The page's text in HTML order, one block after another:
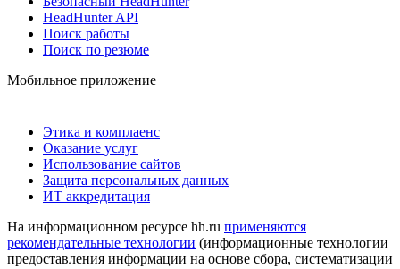
HeadHunter API
Поиск работы
Поиск по резюме
Мобильное приложение
Этика и комплаенс
Оказание услуг
Использование сайтов
Защита персональных данных
ИТ аккредитация
На информационном ресурсе hh.ru применяются
рекомендательные технологии (информационные технологии
предоставления информации на основе сбора, систематизации